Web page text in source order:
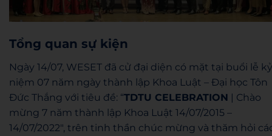
Tổng quan sự kiện
Ngày 14/07, WESET đã cử đại diện có mặt tại buổi lễ kỷ
niệm 07 năm ngày thành lập Khoa Luật – Đại học Tôn
Đức Thắng với tiêu đề: “TDTU CELEBRATION | Chào
mừng 7 năm thành lập Khoa Luật 14/07/2015 –
14/07/2022″, trên tinh thần chúc mừng và thăm hỏi